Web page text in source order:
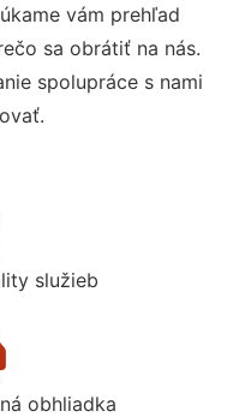
vám prehľad
sa obrátiť na nás.
spolupráce s nami
služieb
obhliadka